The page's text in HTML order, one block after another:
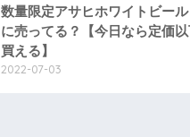
数量限定アサヒホワイトビール
に売ってる？【今日なら定価
買える】
2022-07-03